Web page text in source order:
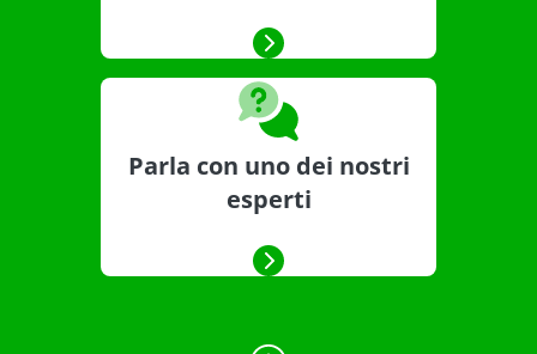
Parla con uno dei nostri
esperti